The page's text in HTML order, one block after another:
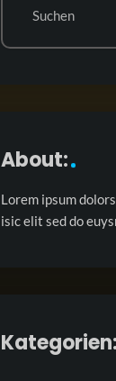
Suchen
About:
Lorem ipsum
isic elit sed do
Kategorien: